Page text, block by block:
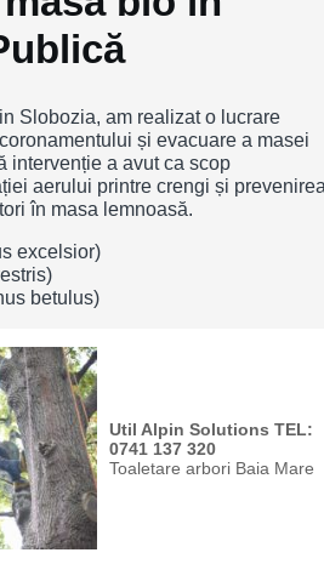
Slobozia, am realizat o lucrare
și evacuare a masei
intervenție a avut ca scop
aerului printre crengi și
în masa lemnoasă.
excelsior)
betulus)
Util Alpin Solutions TEL:
0741 137 320
Toaletare arbori Baia Mare